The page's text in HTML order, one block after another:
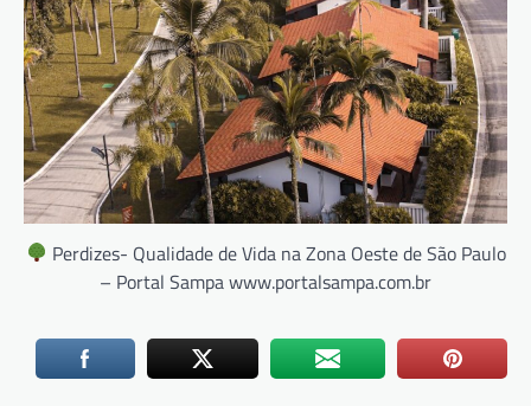
Perdizes- Qualidade de Vida na Zona Oeste de São Paulo
– Portal Sampa www.portalsampa.com.br